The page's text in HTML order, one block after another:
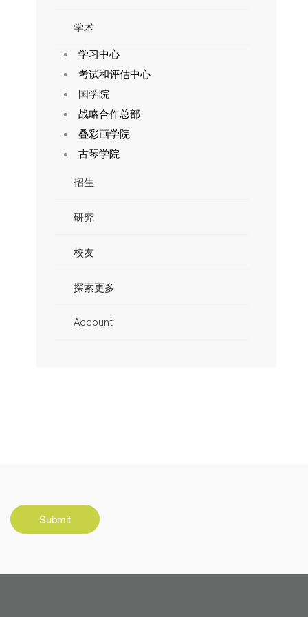
学术
学习中心
考试和评估中心
国学院
战略合作总部
叠彩画学院
古琴学院
招生
研究
校友
探索更多
Account
Submit